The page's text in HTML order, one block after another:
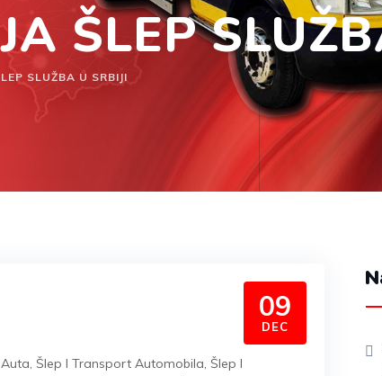
ŠLEP
SLUŽBA U SRBIJI
09
DEC
, Šlep I Transport Automobila, Šlep I